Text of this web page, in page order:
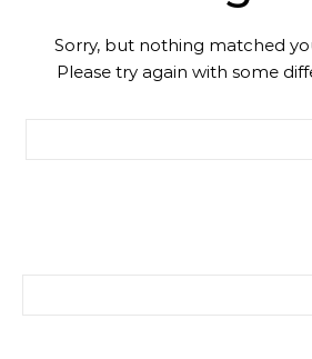
Sorry, but nothing matched
Please try again with some